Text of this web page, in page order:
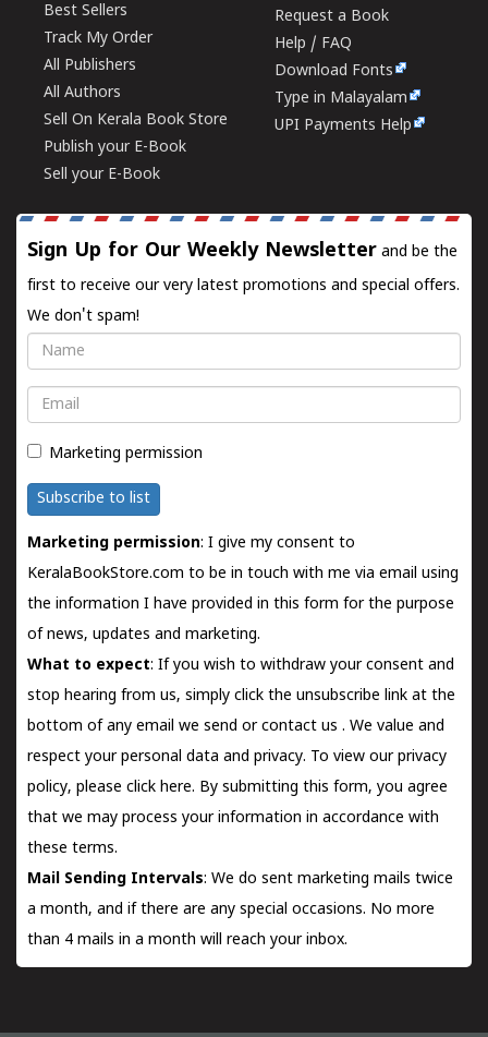
Best Sellers
Track My Order
All Publishers
All Authors
Sell On Kerala Book Store
Publish your E-Book
Sell your E-Book
Request a Book
Help / FAQ
Download Fonts
Type in Malayalam
UPI Payments Help
Sign Up for Our Weekly Newsletter and be the
first to receive our very latest promotions and special offers.
We don't spam!
Name
Email
Marketing permission
Subscribe to list
Marketing permission: I give my consent to
KeralaBookStore.com to be in touch with me via email using
the information I have provided in this form for the purpose
of news, updates and marketing.
What to expect: If you wish to withdraw your consent and
stop hearing from us, simply click the unsubscribe link at the
bottom of any email we send orcontact us . We value and
respect your personal data and privacy. To view our privacy
policy, please click here. By submitting this form, you agree
that we may process your information in accordance with
these terms.
Mail Sending Intervals: We do sent marketing mails twice
a month, and if there are any special occasions. No more
than 4 mails in a month will reach your inbox.